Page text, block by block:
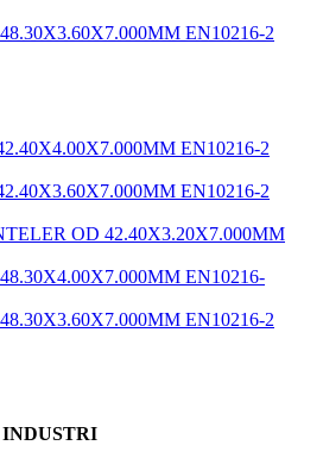
EN10216-2
EN10216-2
EN10216-2
OD 42.40X3.20X7.000MM
EN10216-
EN10216-2